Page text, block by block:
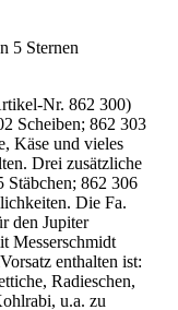
5 Sternen
Nr. 862 300)
Scheiben; 862 303
Käse und vieles
Drei zusätzliche
Stäbchen; 862 306
Die Fa.
den Jupiter
Messerschmidt
enthalten ist:
Radieschen,
u.a. zu